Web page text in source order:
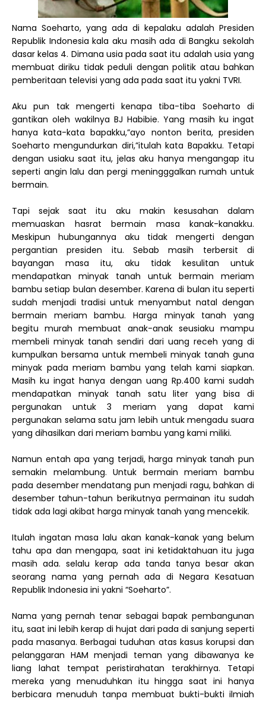
Nama Soeharto, yang ada di kepalaku adalah Presiden
Republik Indonesia kala aku masih ada di Bangku sekolah
dasar kelas 4. Dimana usia pada saat itu adalah usia yang
membuat diriku tidak peduli dengan politik atau bahkan
pemberitaan televisi yang ada pada saat itu yakni TVRI.
Aku pun tak mengerti kenapa tiba-tiba Soeharto di
gantikan oleh wakilnya BJ Habibie. Yang masih ku ingat
hanya kata-kata bapakku,”ayo nonton berita, presiden
Soeharto mengundurkan diri,”itulah kata Bapakku. Tetapi
dengan usiaku saat itu, jelas aku hanya mengangap itu
seperti angin lalu dan pergi meningggalkan rumah untuk
bermain.
Tapi sejak saat itu aku makin kesusahan dalam
memuaskan hasrat bermain masa kanak-kanakku.
Meskipun hubungannya aku tidak mengerti dengan
pergantian presiden itu. Sebab masih terbersit di
bayangan masa itu, aku tidak kesulitan untuk
mendapatkan minyak tanah untuk bermain meriam
bambu setiap bulan desember. Karena di bulan itu seperti
sudah menjadi tradisi untuk menyambut natal dengan
bermain meriam bambu. Harga minyak tanah yang
begitu murah membuat anak-anak seusiaku mampu
membeli minyak tanah sendiri dari uang receh yang di
kumpulkan bersama untuk membeli minyak tanah guna
minyak pada meriam bambu yang telah kami siapkan.
Masih ku ingat hanya dengan uang Rp.400 kami sudah
mendapatkan minyak tanah satu liter yang bisa di
pergunakan untuk 3 meriam yang dapat kami
pergunakan selama satu jam lebih untuk mengadu suara
yang dihasilkan dari meriam bambu yang kami miliki.
Namun entah apa yang terjadi, harga minyak tanah pun
semakin melambung. Untuk bermain meriam bambu
pada desember mendatang pun menjadi ragu, bahkan di
desember tahun-tahun berikutnya permainan itu sudah
tidak ada lagi akibat harga minyak tanah yang mencekik.
Itulah ingatan masa lalu akan kanak-kanak yang belum
tahu apa dan mengapa, saat ini ketidaktahuan itu juga
masih ada. selalu kerap ada tanda tanya besar akan
seorang nama yang pernah ada di Negara Kesatuan
Republik Indonesia ini yakni “Soeharto”.
Nama yang pernah tenar sebagai bapak pembangunan
itu, saat ini lebih kerap di hujat dari pada di sanjung seperti
pada masanya. Berbagai tuduhan atas kasus korupsi dan
pelanggaran HAM menjadi teman yang dibawanya ke
liang lahat tempat peristirahatan terakhirnya. Tetapi
mereka yang menuduhkan itu hingga saat ini hanya
berbicara menuduh tanpa membuat bukti-bukti ilmiah